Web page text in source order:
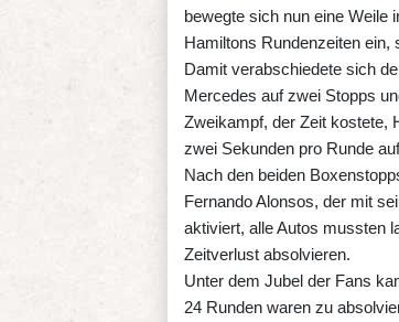
bewegte sich nun eine Weile
Hamiltons Rundenzeiten ein,
Damit verabschiedete sich
Mercedes auf zwei Stopps
Zweikampf, der Zeit kostete,
zwei Sekunden pro Runde
Nach den beiden
Fernando Alonsos, der mit
aktiviert, alle Autos mussten
Zeitverlust absolvieren.
Unter dem Jubel der Fans
24 Runden waren zu